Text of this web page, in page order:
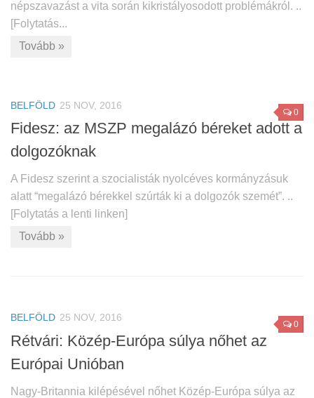
népszavazást a vita során kikristályosodott problémákról. ..
[Folytatás...
Tovább »
0
BELFÖLD 25 NOV, 2016
Fidesz: az MSZP megalázó béreket adott a
dolgozóknak
A Fidesz szerint a szocialisták nyolcéves kormányzásuk
alatt “megalázó bérekkel szúrták ki a dolgozók szemét”. ..
[Folytatás a lenti linken]
Tovább »
0
BELFÖLD 25 NOV, 2016
Rétvári: Közép-Európa súlya nőhet az
Európai Unióban
Nagy-Britannia kilépésével nőhet Közép-Európa súlya az